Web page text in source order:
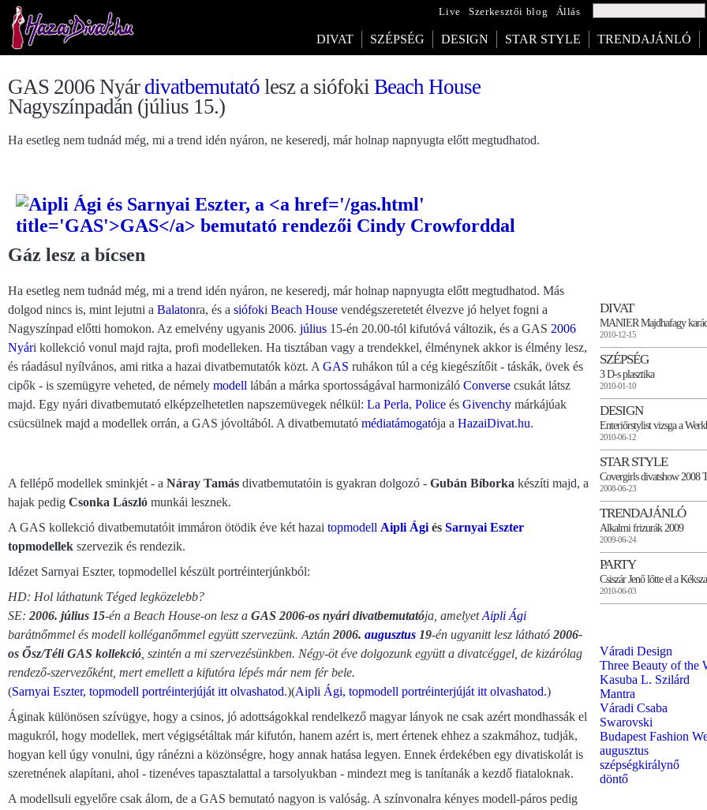
Live Szerkesztői blog Állás
DIVAT SZÉPSÉG DESIGN STAR STYLE TRENDAJÁNLÓ
GAS 2006 Nyár divatbemutató lesz a siófoki Beach House
Nagyszínpadán (július 15.)
Ha esetleg nem tudnád még, mi a trend idén nyáron, ne keseredj, már holnap napnyugta előtt megtudhatod.
Gáz lesz a bícsen
Ha esetleg nem tudnád még, mi a trend idén nyáron, ne keseredj, már holnap napnyugta előtt megtudhatod. Más
dolgod nincs is, mint lejutni a Balatonra, és a siófoki Beach House vendégszeretetét élvezve jó helyet fogni a
Nagyszínpad előtti homokon. Az emelvény ugyanis 2006. július 15-én 20.00-tól kifutóvá változik, és a GAS 2006
Nyári kollekció vonul majd rajta, profi modelleken. Ha tisztában vagy a trendekkel, élménynek akkor is élmény lesz,
és ráadásul nyílvános, ami ritka a hazai divatbemutatók közt. A GAS ruhákon túl a cég kiegészítőit - táskák, övek és
cipők - is szemügyre veheted, de némely modell lábán a márka sportosságával harmonizáló Converse csukát látsz
majd. Egy nyári divatbemutató elképzelhetetlen napszemüvegek nélkül: La Perla, Police és Givenchy márkájúak
csücsülnek majd a modellek orrán, a GAS jóvoltából. A divatbemutató médiatámogatója a HazaiDivat.hu.
A fellépő modellek sminkjét - a Náray Tamás divatbemutatóin is gyakran dolgozó - Gubán Bíborka készíti majd, a
hajak pedig Csonka László munkái lesznek.
A GAS kollekció divatbemutatóit immáron ötödik éve két hazai topmodell Aipli Ági és Sarnyai Eszter
topmodellek szervezik és rendezik.
Idézet Sarnyai Eszter, topmodellel készült portréinterjúnkból:
HD: Hol láthatunk Téged legközelebb?
SE: 2006. július 15-én a Beach House-on lesz a GAS 2006-os nyári divatbemutatója, amelyetAipli Ági
barátnőmmel és modell kolléganőmmel együtt szervezünk. Aztán 2006. augusztus 19-én ugyanitt lesz látható 2006-
os Ősz/Téli GAS kollekció , szintén a mi szervezésünkben. Négy-öt éve dolgozunk együtt a divatcéggel, de kizárólag
rendező-szervezőként, mert emellett a kifutóra lépés már nem fér bele.
(Sarnyai Eszter, topmodell portréinterjúját itt olvashatod.)(Aipli Ági, topmodell portréinterjúját itt olvashatod.)
Áginak különösen szívügye, hogy a csinos, jó adottságokkal rendelkező magyar lányok ne csak azért mondhassák el
magukról, hogy modellek, mert végigsétáltak már kifutón, hanem azért is, mert értenek ehhez a szakmához, tudják,
hogyan kell úgy vonulni, úgy ránézni a közönségre, hogy annak hatása legyen. Ennek érdekében egy divatiskolát is
szeretnének alapítani, ahol - tizenéves tapasztalattal a tarsolyukban - mindezt meg is tanítanák a kezdő fiataloknak.
A modellsuli egyelőre csak álom, de a GAS bemutató nagyon is valóság. A színvonalra kényes modell-páros pedig
DIVAT
MANIER Majdhafagy
2010-12-15
SZÉPSÉG
3 D-s plasztika
2010-01-10
DESIGN
Enteriőrstylist vizsga a
2010-06-12
STAR STYLE
Covergirls divatshow 2008
2008-06-23
TRENDAJÁNLÓ
Alkalmi frizurák 2009
2009-06-24
PARTY
Csiszár Jenő lőtte el a
2010-06-03
Váradi Design
Three Beauty of the
Kasuba L. Szilárd
Mantra
Váradi Csaba
Swarovski
Budapest Fashion
augusztus
szépségkirálynő
döntő